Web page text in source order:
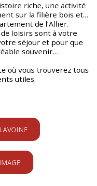
riche, une activité
sur la filière bois et…
de l’Allier.
loisirs sont à votre
séjour et pour que
souvenir…
où vous trouverez tous
utiles.